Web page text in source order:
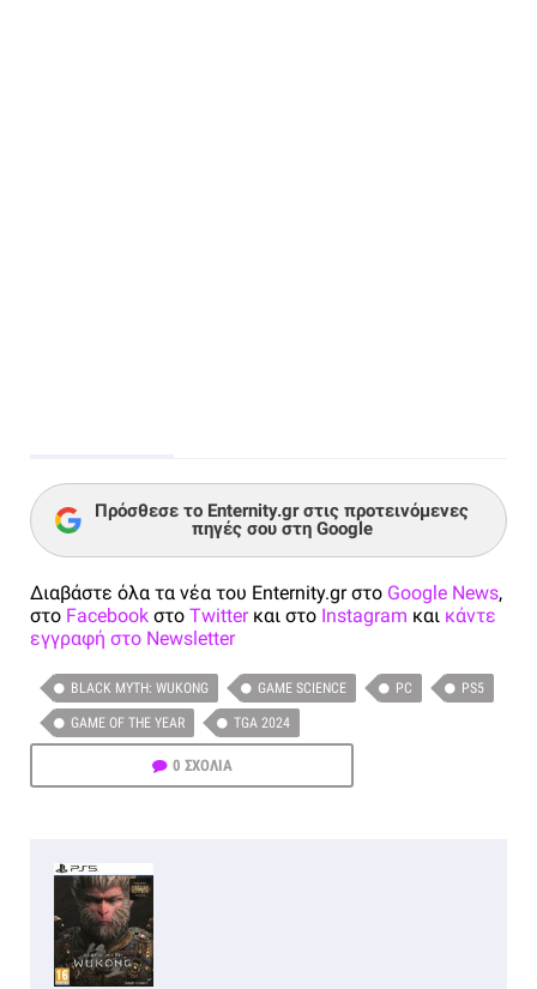
Πρόσθεσε το Enternity.gr στις προτεινόμενες
πηγές σου στη Google
Διαβάστε όλα τα νέα του Enternity.gr στο Google News,
στο Facebook στο Twitterκαι στο Instagram και κάντε
εγγραφή στο Newsletter
BLACK MYTH: WUKONG GAME SCIENCE PC PS5
GAME OF THE YEAR TGA 2024
0 ΣΧΟΛΙΑ